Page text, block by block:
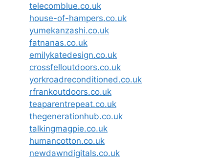
telecomblue.co.uk
house-of-hampers.co.uk
yumekanzashi.co.uk
fatnanas.co.uk
emilykatedesign.co.uk
crossfelloutdoors.co.uk
yorkroadreconditioned.co.uk
rfrankoutdoors.co.uk
teaparentrepeat.co.uk
thegenerationhub.co.uk
talkingmagpie.co.uk
humancotton.co.uk
newdawndigitals.co.uk